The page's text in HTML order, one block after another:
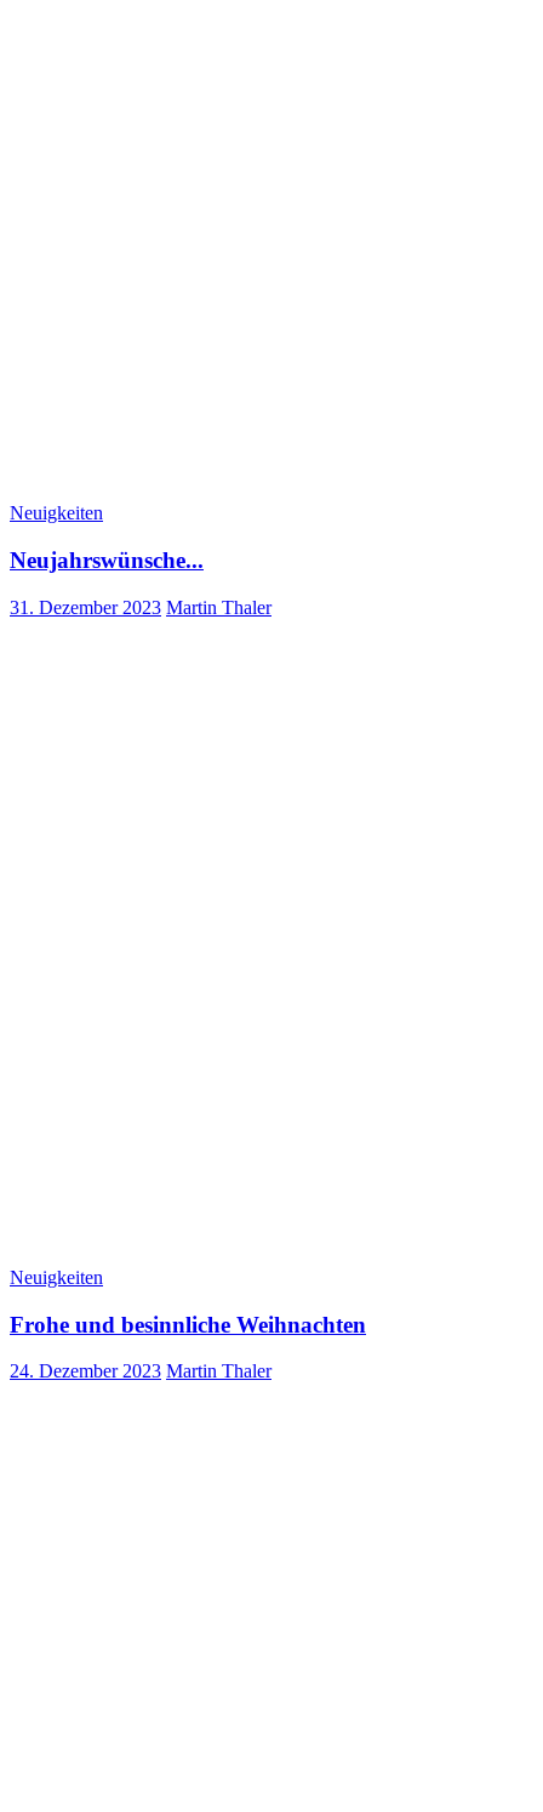
Neuigkeiten
Neujahrswünsche...
31. Dezember 2023 Martin Thaler
Neuigkeiten
Frohe und besinnliche Weihnachten
24. Dezember 2023 Martin Thaler